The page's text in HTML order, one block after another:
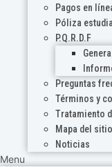
Pagos en
Póliza
P.Q.R.D.F
Preguntas
Términos y
Tratamiento
Mapa del sitio
Noticias
Menu